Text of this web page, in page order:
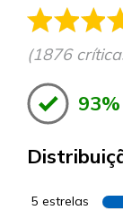
(1876
93%
5 estrelas